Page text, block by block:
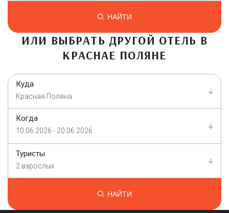
НАЙТИ
ИЛИ ВЫБРАТЬ ДРУГОЙ ОТЕЛЬ В
КРАСНАЕ ПОЛЯНЕ
Куда
Красная Поляна
Когда
10.06.2026 - 20.06.2026
Туристы
2 взрослых
НАЙТИ